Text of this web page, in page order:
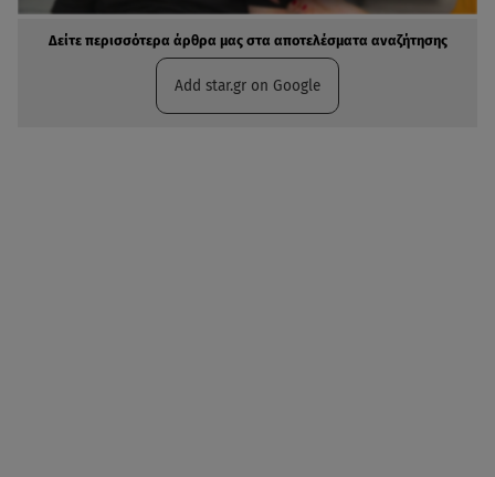
Δείτε περισσότερα άρθρα μας στα αποτελέσματα αναζήτησης
Add star.gr on Google